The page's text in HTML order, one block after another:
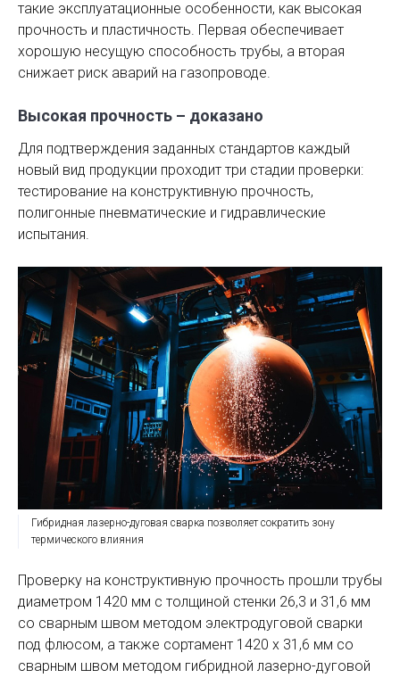
такие эксплуатационные особенности, как высокая
прочность и пластичность. Первая обеспечивает
хорошую несущую способность трубы, а вторая
снижает риск аварий на газопроводе.
Высокая прочность – доказано
Для подтверждения заданных стандартов каждый
новый вид продукции проходит три стадии проверки:
тестирование на конструктивную прочность,
полигонные пневматические и гидравлические
испытания.
Гибридная лазерно-дуговая сварка позволяет сократить зону
термического влияния
Проверку на конструктивную прочность прошли трубы
диаметром 1420 мм с толщиной стенки 26,3 и 31,6 мм
со сварным швом методом электродуговой сварки
под флюсом, а также сортамент 1420 х 31,6 мм со
сварным швом методом гибридной лазерно-дуговой